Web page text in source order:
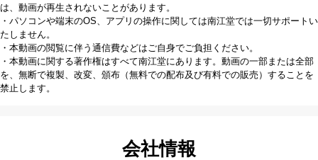
は、動画が再生されないことがあります。
・パソコンや端末のOS、アプリの操作に関しては南江堂では一切サポートい
たしません。
・本動画の閲覧に伴う通信費などはご自身でご負担ください。
・本動画に関する著作権はすべて南江堂にあります。動画の一部または全部
を、無断で複製、改変、頒布（無料での配布及び有料での販売）することを
禁止します。
会社情報